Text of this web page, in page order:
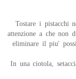
Tostare i pistacchi
attenzione a che non
eliminare il piu'
In una ciotola,